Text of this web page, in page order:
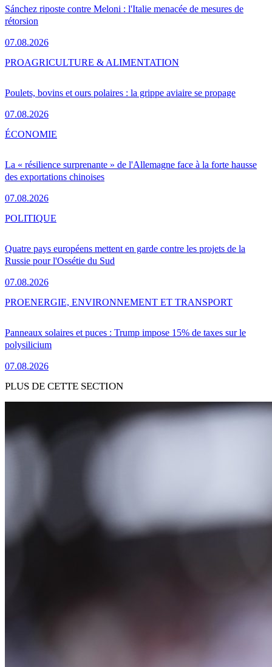
Sánchez riposte contre Meloni : l'Italie menacée de mesures de
rétorsion
07.08.2026
Poulets, bovins et ours polaires : la grippe aviaire se propage
07.08.2026
PROAGRICULTURE & ALIMENTATION
La « résilience surprenante » de l'Allemagne face à la forte hausse
des exportations chinoises
07.08.2026
ÉCONOMIE
Quatre pays européens mettent en garde contre les projets de la
Russie pour l'Ossétie du Sud
07.08.2026
POLITIQUE
Panneaux solaires et puces : Trump impose 15% de taxes sur le
polysilicium
07.08.2026
PROENERGIE, ENVIRONNEMENT ET TRANSPORT
PLUS DE CETTE SECTION